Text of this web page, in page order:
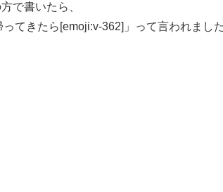
で書いたら、
ってきたら[emoji:v-362]」って言われまし